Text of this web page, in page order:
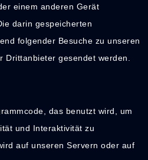
einem anderen Gerät
darin gespeicherten
folgender Besuche zu unseren
gesendet werden.
das benutzt wird, um
und Interaktivität zu
auf unseren Servern oder auf